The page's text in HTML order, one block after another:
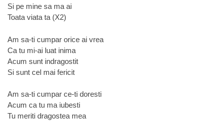
Si pe mine sa ma ai
Toata viata ta (X2)
Am sa-ti cumpar orice ai vrea
Ca tu mi-ai luat inima
Acum sunt indragostit
Si sunt cel mai fericit
Am sa-ti cumpar ce-ti doresti
Acum ca tu ma iubesti
Tu meriti dragostea mea